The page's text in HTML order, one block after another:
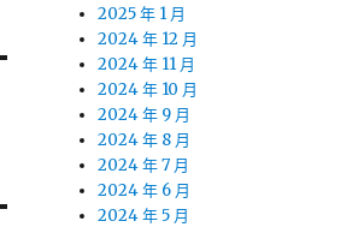
2025 年 1 月
2024 年 12 月
2024 年 11 月
2024 年 10 月
2024 年 9 月
2024 年 8 月
2024 年 7 月
2024 年 6 月
2024 年 5 月